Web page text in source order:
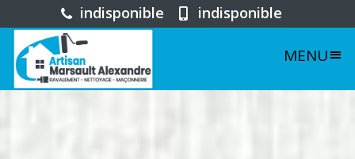
indisponible indisponible
MENU